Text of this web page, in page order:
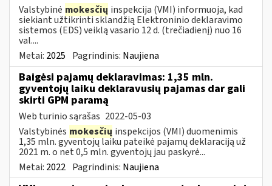
Valstybinė mokesčių inspekcija (VMI) informuoja, kad
siekiant užtikrinti sklandžią Elektroninio deklaravimo
sistemos (EDS) veiklą vasario 12 d. (trečiadienį) nuo 16
val....
Metai: 2025 Pagrindinis: Naujiena
Baigėsi pajamų deklaravimas: 1,35 mln.
gyventojų laiku deklaravusių pajamas dar gali
skirti GPM paramą
Web turinio sąrašas 2022-05-03
Valstybinės mokesčių inspekcijos (VMI) duomenimis
1,35 mln. gyventojų laiku pateikė pajamų deklaraciją už
2021 m. o net 0,5 mln. gyventojų jau paskyrė...
Metai: 2022 Pagrindinis: Naujiena